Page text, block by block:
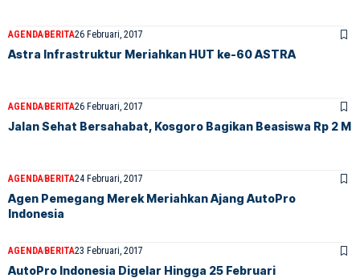
AGENDABERITA26 Februari, 2017
​Astra Infrastruktur Meriahkan HUT ke-60 ASTRA
AGENDABERITA26 Februari, 2017
Jalan Sehat Bersahabat, Kosgoro Bagikan Beasiswa Rp 2 M
AGENDABERITA24 Februari, 2017
Agen Pemegang Merek Meriahkan Ajang AutoPro
Indonesia
AGENDABERITA23 Februari, 2017
AutoPro Indonesia Digelar Hingga 25 Februari